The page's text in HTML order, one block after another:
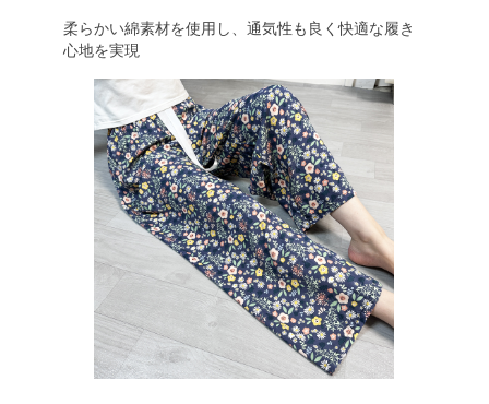
柔らかい綿素材を使用し、通気性も良く快適な履き
心地を実現